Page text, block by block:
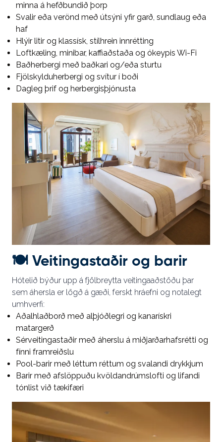
minna á hefðbundið þorp
Svalir eða verönd með útsýni yfir garð, sundlaug eða
haf
Hlýir litir og klassísk, stílhrein innrétting
Loftkæling, minibar, kaffiaðstaða og ókeypis Wi-Fi
Baðherbergi með baðkari og/eða sturtu
Fjölskylduherbergi og svítur í boði
Dagleg þrif og herbergisþjónusta
🍽️ Veitingastaðir og barir
Hótelið býður upp á fjölbreytta veitingaaðstöðu þar
sem áhersla er lögð á gæði, ferskt hráefni og notalegt
umhverfi:
Aðalhlaðborð með alþjóðlegri og kanarískri
matargerð
Sérveitingastaðir með áherslu á miðjarðarhafsrétti og
fínni framreiðslu
Pool-barir með léttum réttum og svalandi drykkjum
Barir með afslöppuðu kvöldandrúmslofti og lifandi
tónlist við tækifæri